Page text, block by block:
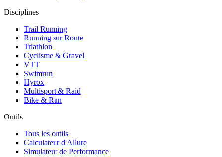
Disciplines
Trail Running
Running sur Route
Triathlon
Cyclisme & Gravel
VTT
Swimrun
Hyrox
Multisport & Raid
Bike & Run
Outils
Tous les outils
Calculateur d'Allure
Simulateur de Performance